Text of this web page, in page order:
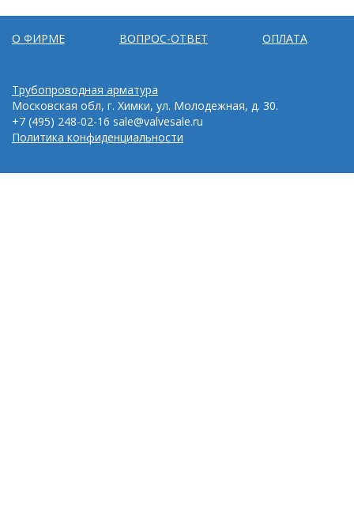
О ФИРМЕ ВОПРОС-ОТВЕТ ОПЛАТА
Трубопроводная арматура
Московская обл, г. Химки, ул. Молодежная, д. 30.
+7 (495) 248-02-16 sale@valvesale.ru
Политика конфиденциальности